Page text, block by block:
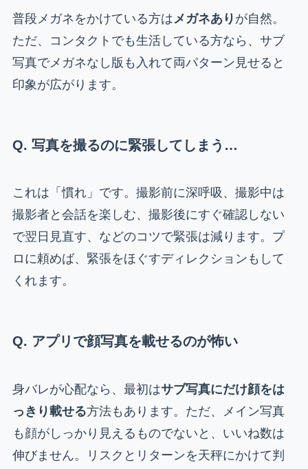
普段メガネをかけている方は メガネあり が自然。
ただ、コンタクトでも生活している方なら、サブ
写真でメガネなし版も入れて両パターン見せると
印象が広がります。
Q. 写真を撮るのに緊張してしまう…
これは「慣れ」です。撮影前に深呼吸、撮影中は
撮影者と会話を楽しむ、撮影後にすぐ確認しない
で翌日見直す、などのコツで緊張は減ります。プ
ロに頼めば、緊張をほぐすディレクションもして
くれます。
Q. アプリで顔写真を載せるのが怖い
身バレが心配なら、最初はサブ写真にだけ顔をは
っきり載せる方法もあります。ただ、メイン写真
も顔がしっかり見えるものでないと、いいね数は
伸びません。リスクとリターンを天秤にかけて判